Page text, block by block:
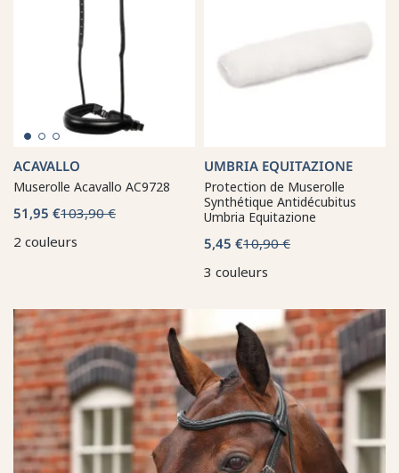
ACAVALLO
Muserolle Acavallo AC9728
51,95 €103,90 €
2 couleurs
UMBRIA EQUITAZIONE
Protection de Muserolle
Synthétique Antidécubitus
Umbria Equitazione
5,45 €10,90 €
3 couleurs